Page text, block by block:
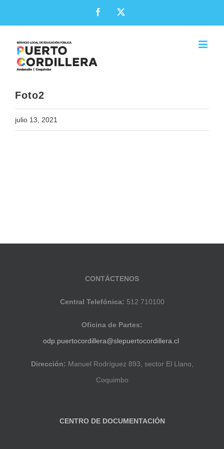
Facebook
Foto2
julio 13, 2021
CONTÁCTENOS
Central Telefónica: 512 710100
Oficina de Partes:
odp.puertocordillera@slepuertocordillera.cl
Dirección: Manuel Rodríguez 893, sector El Llano,
Coquimbo
CENTRO DE DOCUMENTACIÓN